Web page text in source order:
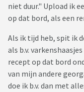
niet duur." Upload ik
op dat bord, als een
Als ik tijd heb, spit ik
als b.v.
recept op dat bord
van mijn andere
doe ik b.v. dan met